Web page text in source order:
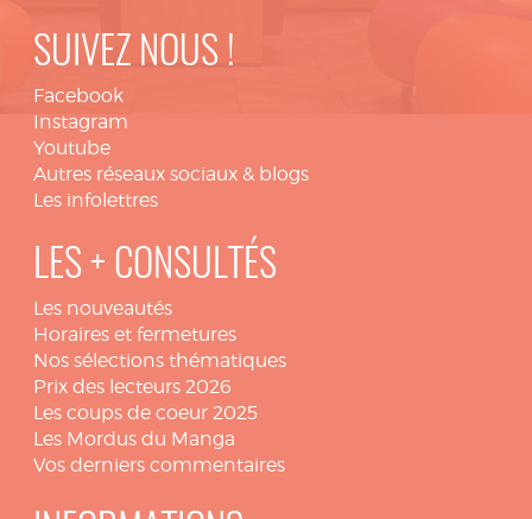
SUIVEZ NOUS !
Facebook
Instagram
Youtube
Autres réseaux sociaux & blogs
Les infolettres
LES + CONSULTÉS
Les nouveautés
Horaires et fermetures
Nos sélections thématiques
Prix des lecteurs 2026
Les coups de coeur 2025
Les Mordus du Manga
Vos derniers commentaires